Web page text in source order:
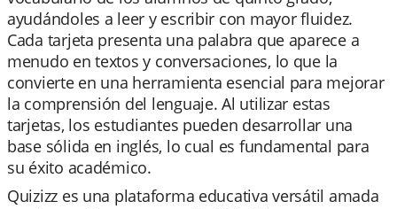
ayudándoles a leer y escribir con mayor fluidez.
Cada tarjeta presenta una palabra que aparece a
menudo en textos y conversaciones, lo que la
convierte en una herramienta esencial para mejorar
la comprensión del lenguaje. Al utilizar estas
tarjetas, los estudiantes pueden desarrollar una
base sólida en inglés, lo cual es fundamental para
su éxito académico.
Quizizz es una plataforma educativa versátil amada